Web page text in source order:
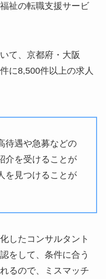
祉の転職支援サービ
て、京都府・大阪
に8,500件以上の求人
待遇や急募などの
介を受けることが
を見つけることが
したコンサルタント
をして、条件に合う
るので、ミスマッチ